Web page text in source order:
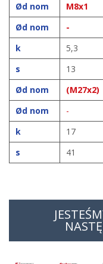
Ød nom M8x1
Ød nom
-
k
5,3
s
13
Ød nom
(M27x2)
Ød nom
-
k
17
s
41